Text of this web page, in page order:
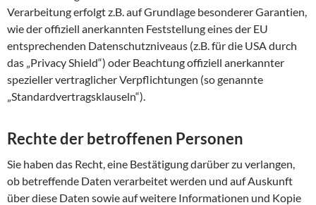
Verarbeitung erfolgt z.B. auf Grundlage besonderer Garantien,
wie der offiziell anerkannten Feststellung eines der EU
entsprechenden Datenschutzniveaus (z.B. für die USA durch
das „Privacy Shield“) oder Beachtung offiziell anerkannter
spezieller vertraglicher Verpflichtungen (so genannte
„Standardvertragsklauseln“).
Rechte der betroffenen Personen
Sie haben das Recht, eine Bestätigung darüber zu verlangen,
ob betreffende Daten verarbeitet werden und auf Auskunft
über diese Daten sowie auf weitere Informationen und Kopie